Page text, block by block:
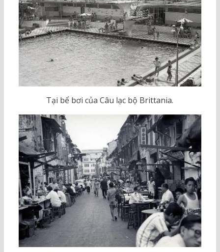
Tại bể bơi của Câu lạc bộ Brittania.